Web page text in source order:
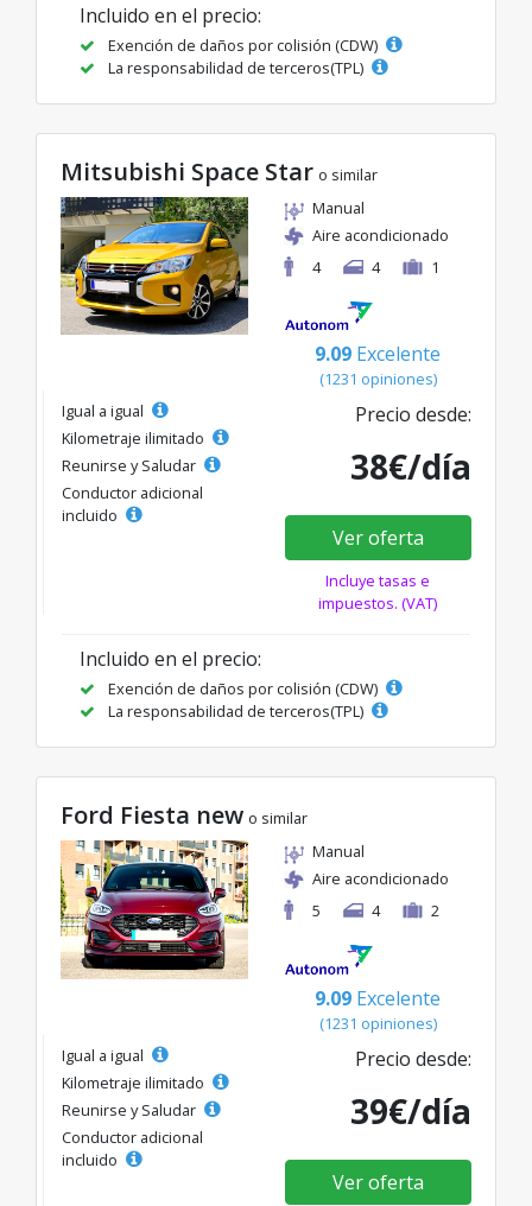
Incluido en el precio:
Exención de daños por colisión (CDW)
La responsabilidad de terceros(TPL)
Mitsubishi Space Star o similar
Manual
Aire acondicionado
4
4 1
9.09 Excelente
(1231 opiniones)
Igual a igual
Kilometraje ilimitado
Reunirse y Saludar
Conductor adicional
incluido
Precio desde:
38€/día
Ver oferta
Incluye tasas e
impuestos. (VAT)
Incluido en el precio:
Exención de daños por colisión (CDW)
La responsabilidad de terceros(TPL)
Ford Fiesta new o similar
Manual
Aire acondicionado
5
4 2
9.09 Excelente
(1231 opiniones)
Igual a igual
Kilometraje ilimitado
Reunirse y Saludar
Conductor adicional
incluido
Precio desde:
39€/día
Ver oferta